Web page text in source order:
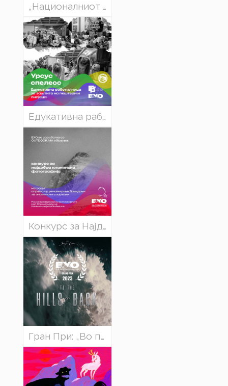
„Националниот планински музеј во Торино“ - Марко Рибети
Едукативна работилница за заштита на пештери и лилјаци
Конкурс за Најдобра планинска фотографија на ЕХО 2024
Гран При: „Во планините и назад“, Мајк Квингли, Канада